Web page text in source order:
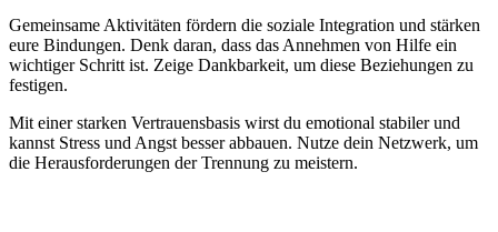
Gemeinsame Aktivitäten fördern die soziale Integration und stärken
eure Bindungen. Denk daran, dass das Annehmen von Hilfe ein
wichtiger Schritt ist. Zeige Dankbarkeit, um diese Beziehungen zu
festigen.
Mit einer starken Vertrauensbasis wirst du emotional stabiler und
kannst Stress und Angst besser abbauen. Nutze dein Netzwerk, um
die Herausforderungen der Trennung zu meistern.